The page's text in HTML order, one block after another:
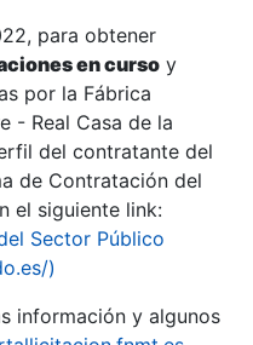
para obtener
en curso y
por la Fábrica
- Real Casa de la
del contratante del
de Contratación del
el siguiente link:
Sector Público
)
información y algunos